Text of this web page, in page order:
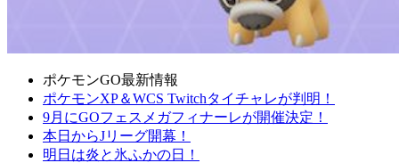
ポケモンGO最新情報
ポケモンXP＆WCS Twitchタイチャレが判明！
9月にGOフェスメガフィナーレが開催決定！
本日からJリーグ開幕！
明日は炎と氷ふかの日！